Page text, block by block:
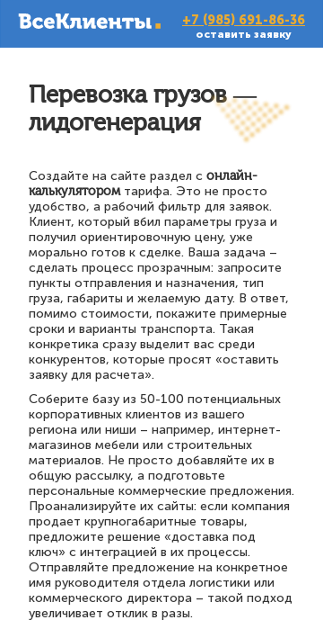
+7 (985) 691-86-36
оставить заявку
Перевозка грузов —
лидогенерация
Создайте на сайте раздел с онлайн-
калькуляторомтарифа. Это не просто
удобство, а рабочий фильтр для заявок.
Клиент, который вбил параметры груза и
получил ориентировочную цену, уже
морально готов к сделке. Ваша задача –
сделать процесс прозрачным: запросите
пункты отправления и назначения, тип
груза, габариты и желаемую дату. В ответ,
помимо стоимости, покажите примерные
сроки и варианты транспорта. Такая
конкретика сразу выделит вас среди
конкурентов, которые просят «оставить
заявку для расчета».
Соберите базу из 50-100 потенциальных
корпоративных клиентов из вашего
региона или ниши – например, интернет-
магазинов мебели или строительных
материалов. Не просто добавляйте их в
общую рассылку, а подготовьте
персональные коммерческие предложения.
Проанализируйте их сайты: если компания
продает крупногабаритные товары,
предложите решение «доставка под
ключ» с интеграцией в их процессы.
Отправляйте предложение на конкретное
имя руководителя отдела логистики или
коммерческого директора – такой подход
увеличивает отклик в разы.